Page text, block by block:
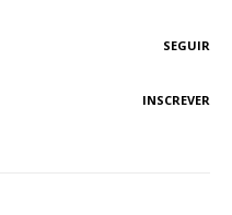
SEGUIR
INSCREVER